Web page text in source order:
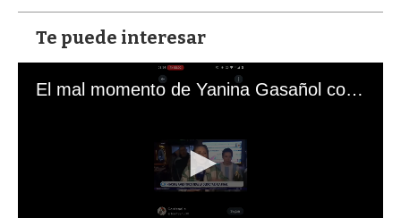
Te puede interesar
El mal momento de Yanina Gasañol con un hincha argentino en "Subrayado"